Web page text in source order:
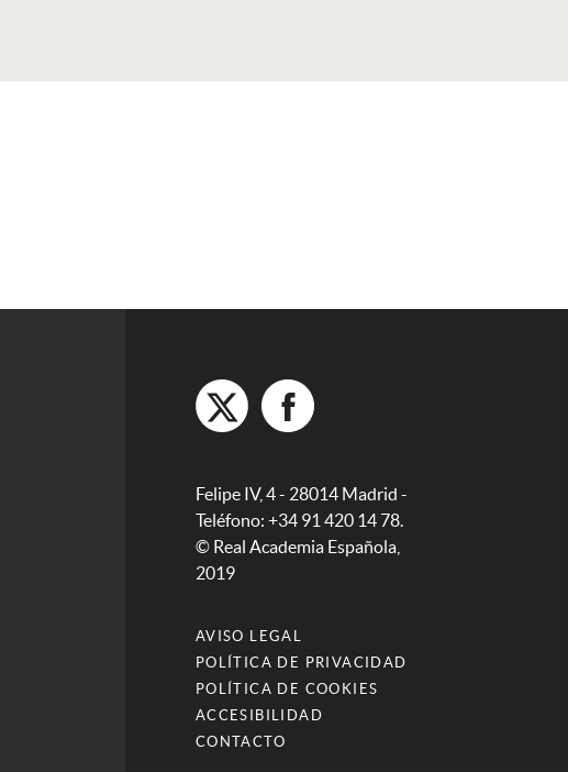
Felipe IV, 4 - 28014 Madrid -
Teléfono: +34 91 420 14 78.
© Real Academia Española,
2019
AVISO LEGAL
POLÍTICA DE PRIVACIDAD
POLÍTICA DE COOKIES
ACCESIBILIDAD
CONTACTO